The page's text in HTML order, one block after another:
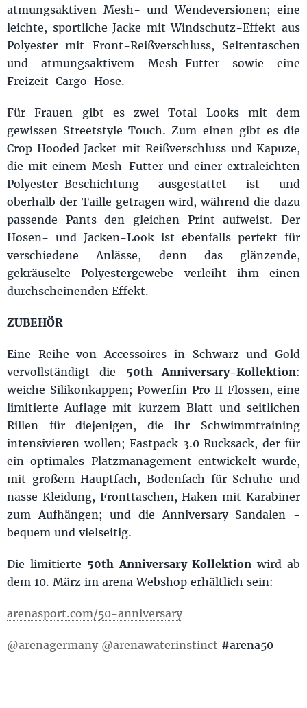
atmungsaktiven Mesh- und Wendeversionen; eine
leichte, sportliche Jacke mit Windschutz-Effekt aus
Polyester mit Front-Reißverschluss, Seitentaschen
und atmungsaktivem Mesh-Futter sowie eine
Freizeit-Cargo-Hose.
Für Frauen gibt es zwei Total Looks mit dem
gewissen Streetstyle Touch. Zum einen gibt es die
Crop Hooded Jacket mit Reißverschluss und Kapuze,
die mit einem Mesh-Futter und einer extraleichten
Polyester-Beschichtung ausgestattet ist und
oberhalb der Taille getragen wird, während die dazu
passende Pants den gleichen Print aufweist. Der
Hosen- und Jacken-Look ist ebenfalls perfekt für
verschiedene Anlässe, denn das glänzende,
gekräuselte Polyestergewebe verleiht ihm einen
durchscheinenden Effekt.
ZUBEHÖR
Eine Reihe von Accessoires in Schwarz und Gold
vervollständigt die 50th Anniversary-Kollektion:
weiche Silikonkappen; Powerfin Pro II Flossen, eine
limitierte Auflage mit kurzem Blatt und seitlichen
Rillen für diejenigen, die ihr Schwimmtraining
intensivieren wollen; Fastpack 3.0 Rucksack, der für
ein optimales Platzmanagement entwickelt wurde,
mit großem Hauptfach, Bodenfach für Schuhe und
nasse Kleidung, Fronttaschen, Haken mit Karabiner
zum Aufhängen; und die Anniversary Sandalen -
bequem und vielseitig.
Die limitierte 50th Anniversary Kollektionwird ab
dem 10. März im arena Webshop erhältlich sein:
arenasport.com/50-anniversary
@arenagermany @arenawaterinstinct #arena50